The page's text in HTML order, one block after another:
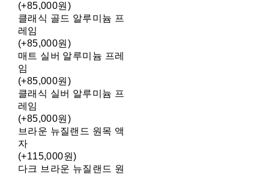
(+85,000원)
클래식 골드 알루미늄 프
레임
(+85,000원)
매트 실버 알루미늄 프레
임
(+85,000원)
클래식 실버 알루미늄 프
레임
(+85,000원)
브라운 뉴질랜드 원목 액
자
(+115,000원)
다크 브라운 뉴질랜드 원